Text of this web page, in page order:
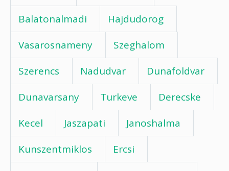
Balatonalmadi
Hajdudorog
Vasarosnameny
Szeghalom
Szerencs
Nadudvar
Dunafoldvar
Dunavarsany
Turkeve
Derecske
Kecel
Jaszapati
Janoshalma
Kunszentmiklos
Ercsi